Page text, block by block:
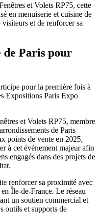
et Volets RP75, cette
en menuiserie et cuisine de
et de renforcer sa
de Paris pour
pour la première fois à
Expositions Paris Expo
et Volets RP75, membre
de Paris
points de vente en 2025,
à cet événement majeur afin
engagés dans des projets de
renforcer sa proximité avec
Île-de-France. Le réseau
un soutien commercial et
outils et supports de